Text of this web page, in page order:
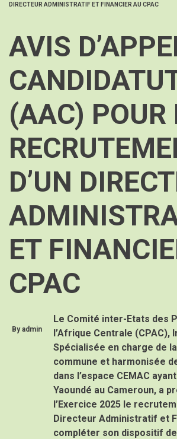
FIL
D'ARIANE
DIRECTEUR ADMINISTRATIF ET FINANCIER AU CPAC
AVIS
(AAC) POUR
D’UN
ET
CPAC
Byadmin
Le Comité inter-Etats des
l’Afrique Centrale (CPAC),
Spécialisée en charge de
commune et harmonisée
dans l’espace CEMAC
Yaoundé au Cameroun, a
l’Exercice 2025 le
Directeur Administratif et
compléter son dispositif